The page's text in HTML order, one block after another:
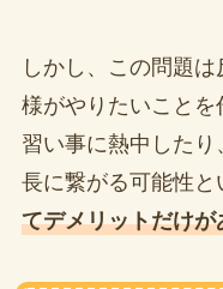
しかし、この問題
様がやりたいことを
習い事に熱中した
長に繋がる可能性と
てデメリットだけ